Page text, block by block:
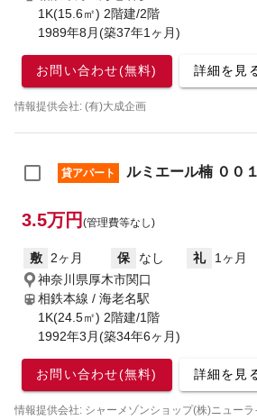
1K(15.6㎡) 2階建/2階
1989年8月(築37年1ヶ月)
お問い合わせ(無料) 詳細を見
情報提供会社: (有)大成企画
貸アパート ルミエール楠 ００
3.5万円 (管理費等なし)
敷 2ヶ月 保 なし 礼
1ヶ月
神奈川県厚木市関口
相鉄本線 / 海老名駅
1K(24.5㎡) 2階建/1階
1992年3月(築34年6ヶ月)
お問い合わせ(無料) 詳細を見
情報提供会社: シャーメゾンショップ(株)ニュー